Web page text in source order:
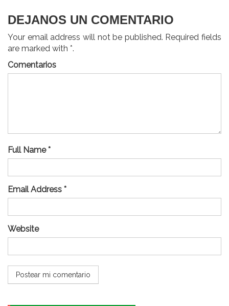
DEJANOS UN COMENTARIO
Your email address will not be published. Required fields
are marked with *.
Comentarios
Full Name *
Email Address *
Website